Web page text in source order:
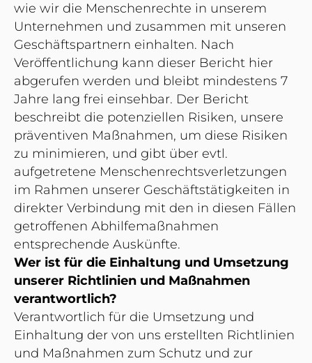
wie wir die Menschenrechte in unserem
Unternehmen und zusammen mit unseren
Geschäftspartnern einhalten. Nach
Veröffentlichung kann dieser Bericht hier
abgerufen werden und bleibt mindestens 7
Jahre lang frei einsehbar. Der Bericht
beschreibt die potenziellen Risiken, unsere
präventiven Maßnahmen, um diese Risiken
zu minimieren, und gibt über evtl.
aufgetretene Menschenrechtsverletzungen
im Rahmen unserer Geschäftstätigkeiten in
direkter Verbindung mit den in diesen Fällen
getroffenen Abhilfemaßnahmen
entsprechende Auskünfte.
Wer ist für die Einhaltung und Umsetzung
unserer Richtlinien und Maßnahmen
verantwortlich?
Verantwortlich für die Umsetzung und
Einhaltung der von uns erstellten Richtlinien
und Maßnahmen zum Schutz und zur